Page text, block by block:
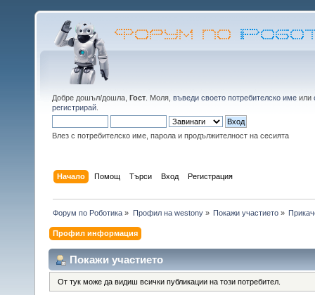
Добре дошъл/дошла, Гост . Моля, въведи своето потребителско име или
регистрирай
Влез с потребителско име, парола и продължителност на сесията
Начало Помощ Търси Вход Регистрация
Форум по Роботика » Профил на westony» Покажи участието»
Профил информация
Покажи участието
От тук може да видиш всички публикации на този потребител.